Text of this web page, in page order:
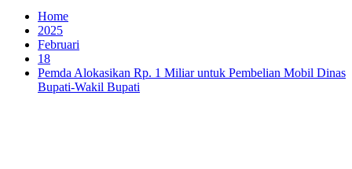
Home
2025
Februari
18
Pemda Alokasikan Rp. 1 Miliar untuk Pembelian Mobil Dinas
Bupati-Wakil Bupati